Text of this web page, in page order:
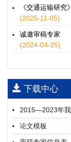
童亮, 袁裕鹏, 袁
2026, 12(3): 125-
9931.2026.03.010
摘要 (30 ) HTML
师瑞峰, 程龙飞,
2026, 12(3):
9931.2026.03.011
摘要 (14)
基于TimeXer模型
孙偲赫, 宋国华,
2026, 12(3): 151-
《交通运输研
(2025-11-05)
诚邀审稿专家
(2024-04-25)
下载中心
2015—2023年我
论文模板